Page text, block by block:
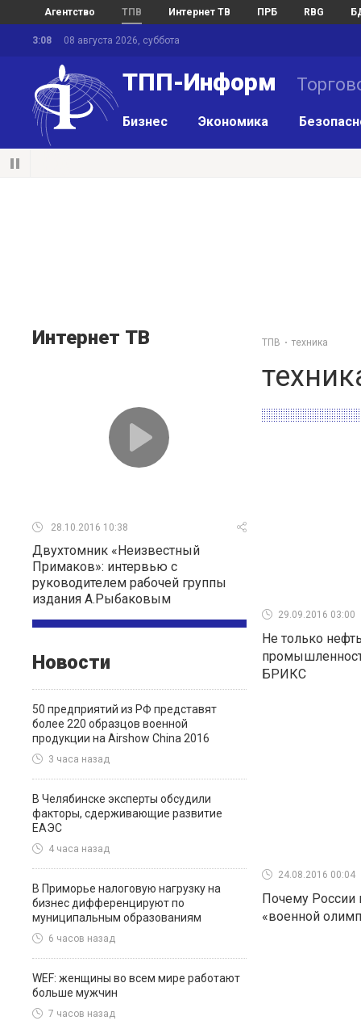
Агентство ТПВ Интернет ТВ ПРБ RBG
3:08 08 августа 2026, суббота
ТПП-Информ
Бизнес Экономика
Интернет ТВ
28.10.2016 10:38
Двухтомник «Неизвестный
Примаков»: интервью с
руководителем рабочей группы
издания А.Рыбаковым
Новости
50 предприятий из РФ представят
более 220 образцов военной
продукции на Airshow China 2016
3 часа назад
В Челябинске эксперты обсудили
факторы, сдерживающие развитие
ЕАЭС
4 часа назад
В Приморье налоговую нагрузку на
бизнес дифференцируют по
муниципальным образованиям
6 часов назад
WEF: женщины во всем мире работают
больше мужчин
7 часов назад
ТПВ техника
29.09.2016 03:00
Не только
БРИКС
24.08.2016 00:04
Почему России
«военной